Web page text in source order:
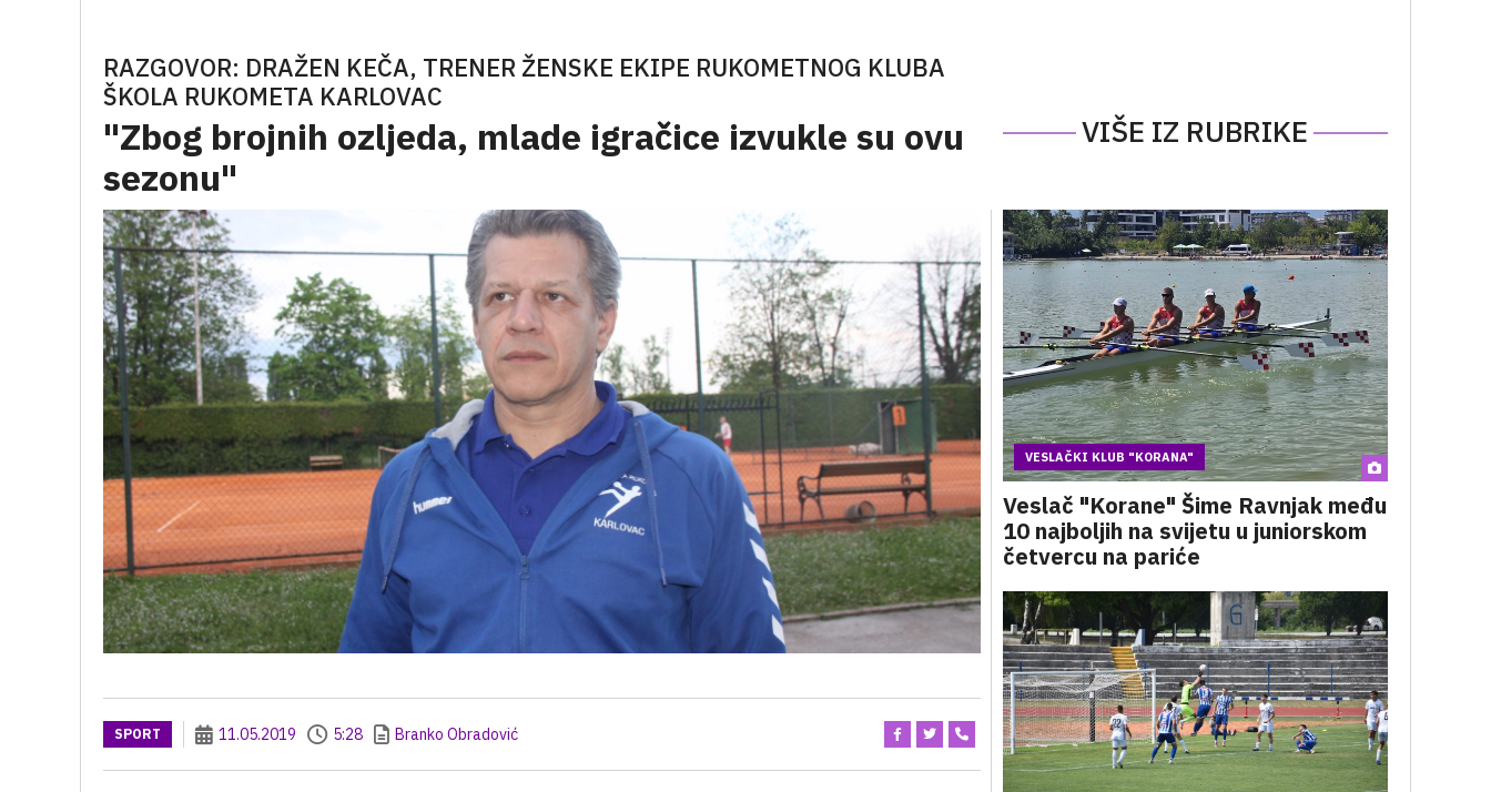
RAZGOVOR: DRAŽEN KEČA, TRENER ŽENSKE EKIPE RUKOMETNOG KLUBA
ŠKOLA RUKOMETA KARLOVAC
"Zbog brojnih ozljeda, mlade igračice izvukle su ovu
sezonu"
VIŠE IZ RUBRIKE
SPORT 11.05.2019 5:28 Branko Obradović
VESLAČKI KLUB "KORANA"
Veslač "Korane" Šime Ravnjak među
10 najboljih na svijetu u juniorskom
četvercu na pariće